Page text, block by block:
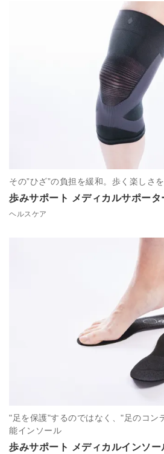
歩みサポート メディカルサポータ
その”ひざ”の負担を緩和。歩く楽しさ
ヘルスケア
歩みサポート メディカルインソー
"足を保護"するのではなく、"足のコン
能インソール